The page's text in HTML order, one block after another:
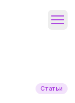
Статьи